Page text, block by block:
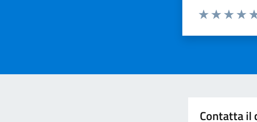
Valuta da 1 a 5 stelle
Contatta il